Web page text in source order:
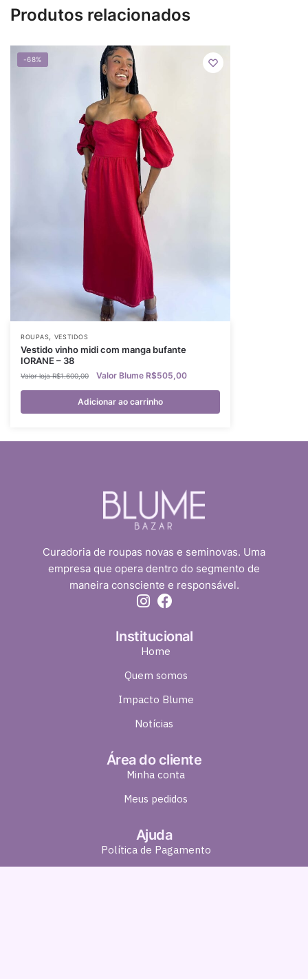
Produtos relacionados
-68%
ROUPAS VESTIDOS
Vestido vinho midi com manga bufante
IORANE – 38
R$1.600,00 R$505,00
Adicionar ao carrinho
Curadoria de roupas novas e seminovas. Uma
empresa que opera dentro do segmento de
maneira consciente e responsável.
Institucional
Home
Quem somos
Impacto Blume
Notícias
Área do cliente
Minha conta
Meus pedidos
Ajuda
Política de Pagamento